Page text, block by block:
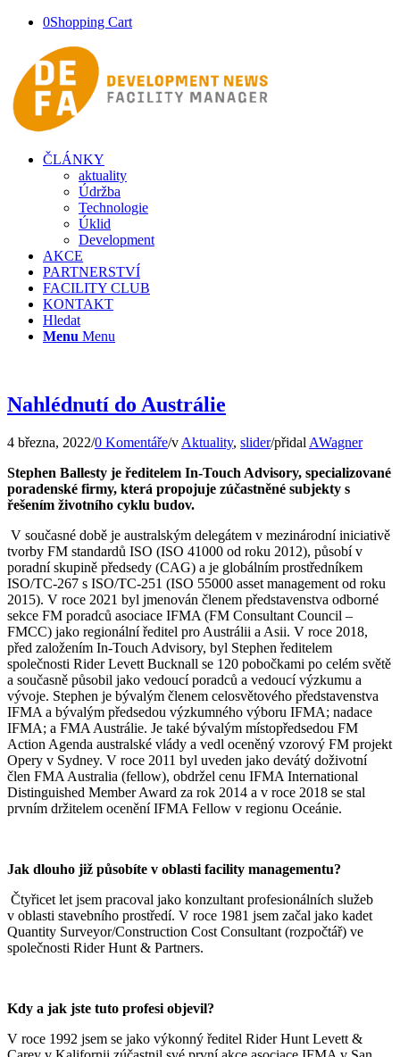
0Shopping Cart
ČLÁNKY
aktuality
Údržba
Technologie
Úklid
Development
AKCE
PARTNERSTVÍ
FACILITY CLUB
KONTAKT
Hledat
Menu Menu
Nahlédnutí do Austrálie
4 března, 2022/0 Komentáře/v Aktuality, slider/přidal AWagner
Stephen Ballesty je ředitelem In-Touch Advisory, specializované
poradenské firmy, která propojuje zúčastněné subjekty s
řešením životního cyklu budov.
V současné době je australským delegátem v mezinárodní iniciativě
tvorby FM standardů ISO (ISO 41000 od roku 2012), působí v
poradní skupině předsedy (CAG) a je globálním prostředníkem
ISO/TC-267 s ISO/TC-251 (ISO 55000 asset management od roku
2015). V roce 2021 byl jmenován členem představenstva odborné
sekce FM poradců asociace IFMA (FM Consultant Council –
FMCC) jako regionální ředitel pro Austrálii a Asii. V roce 2018,
před založením In-Touch Advisory, byl Stephen ředitelem
společnosti Rider Levett Bucknall se 120 pobočkami po celém světě
a současně působil jako vedoucí poradců a vedoucí výzkumu a
vývoje. Stephen je bývalým členem celosvětového představenstva
IFMA a bývalým předsedou výzkumného výboru IFMA; nadace
IFMA; a FMA Austrálie. Je také bývalým místopředsedou FM
Action Agenda australské vlády a vedl oceněný vzorový FM projekt
Opery v Sydney. V roce 2011 byl uveden jako devátý doživotní
člen FMA Australia (fellow), obdržel cenu IFMA International
Distinguished Member Award za rok 2014 a v roce 2018 se stal
prvním držitelem ocenění IFMA Fellow v regionu Oceánie.
Jak dlouho již působíte v oblasti facility managementu?
Čtyřicet let jsem pracoval jako konzultant profesionálních služeb
v oblasti stavebního prostředí. V roce 1981 jsem začal jako kadet
Quantity Surveyor/Construction Cost Consultant (rozpočtář) ve
společnosti Rider Hunt & Partners.
Kdy a jak jste tuto profesi objevil?
V roce 1992 jsem se jako výkonný ředitel Rider Hunt Levett &